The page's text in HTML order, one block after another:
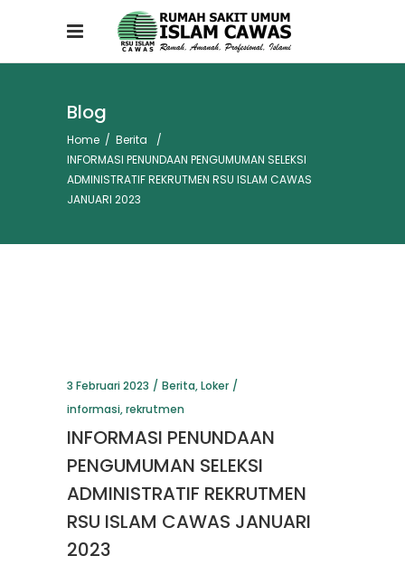
Blog
Home / Berita
/
INFORMASI PENUNDAAN PENGUMUMAN SELEKSI
ADMINISTRATIF REKRUTMEN RSU ISLAM CAWAS
JANUARI 2023
3 Februari 2023 Berita,Loker
informasi,rekrutmen
INFORMASI PENUNDAAN
PENGUMUMAN SELEKSI
ADMINISTRATIF REKRUTMEN
RSU ISLAM CAWAS JANUARI
2023